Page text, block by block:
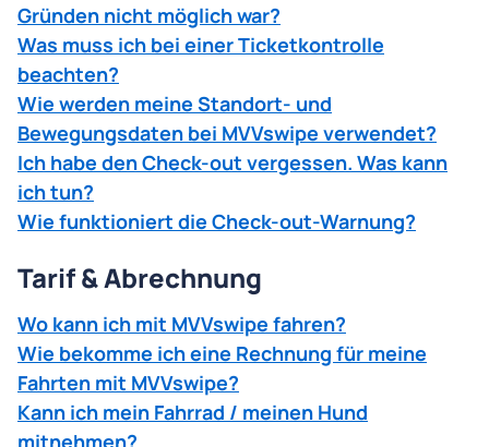
Gründen nicht möglich war?
Was muss ich bei einer Ticketkontrolle
beachten?
Wie werden meine Standort- und
Bewegungsdaten bei MVVswipe verwendet?
Ich habe den Check-out vergessen. Was kann
ich tun?
Wie funktioniert die Check-out-Warnung?
Tarif & Abrechnung
Wo kann ich mit MVVswipe fahren?
Wie bekomme ich eine Rechnung für meine
Fahrten mit MVVswipe?
Kann ich mein Fahrrad / meinen Hund
mitnehmen?